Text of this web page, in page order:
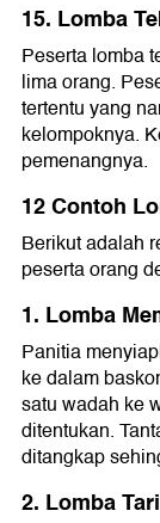
15. Lomba
Peserta lomba
lima orang.
tertentu yang
kelompoknya.
pemenangnya.
12 Contoh
Berikut adalah
peserta orang
1. Lomba
Panitia
ke dalam
satu wadah ke
ditentukan.
ditangkap
2. Lomba